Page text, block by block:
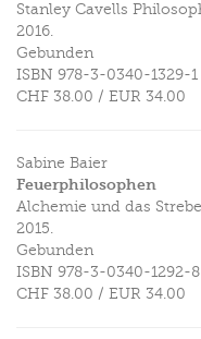
Stanley Cavells
2016.
Gebunden
ISBN 978-3-0340-1329-1
CHF 38.00 / EUR 34.00
Sabine Baier
Feuerphilosophen
Alchemie und das
2015.
Gebunden
ISBN 978-3-0340-1292-8
CHF 38.00 / EUR 34.00